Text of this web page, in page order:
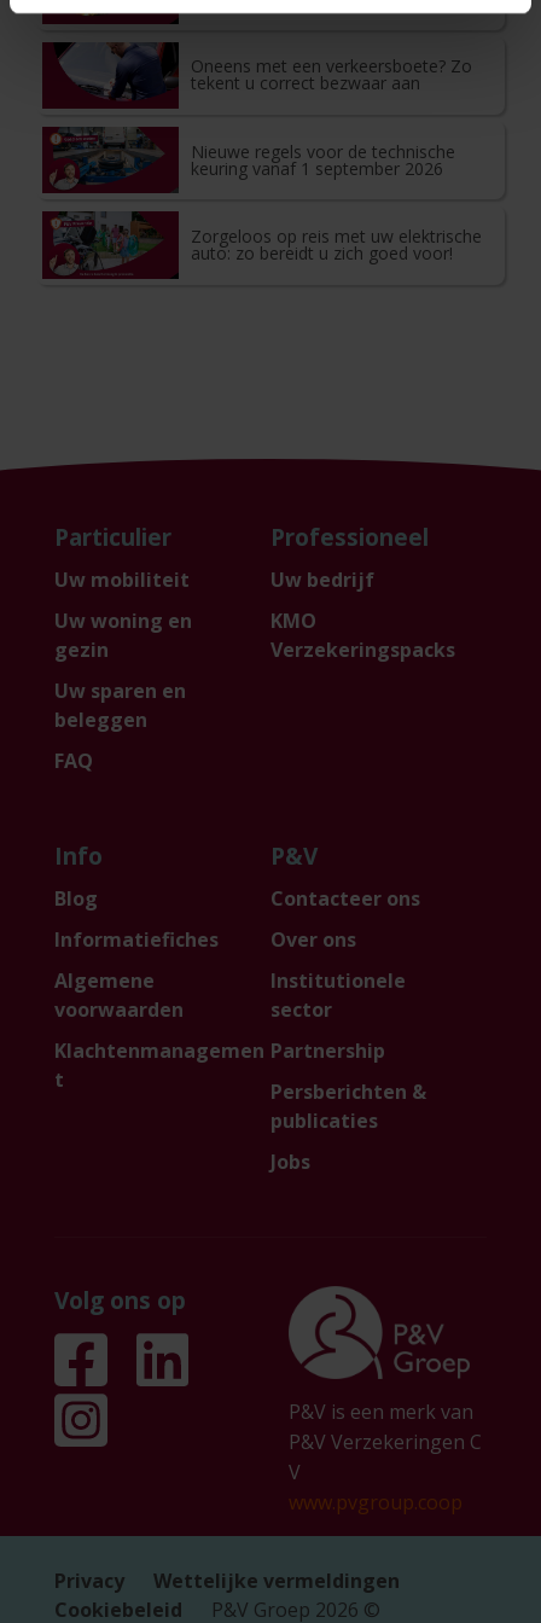
Oneens met een verkeersboete? Zo
tekent u correct bezwaar aan
Nieuwe regels voor de technische
keuring vanaf 1 september 2026
Zorgeloos op reis met uw elektrische
auto: zo bereidt u zich goed voor!
Particulier
Uw mobiliteit
Uw woning en
gezin
Uw sparen en
beleggen
FAQ
Professioneel
Uw bedrijf
KMO
Verzekeringspacks
Info
Blog
Informatiefiches
Algemene
voorwaarden
Klachtenmanagemen
t
P&V
Contacteer ons
Over ons
Institutionele
sector
Partnership
Persberichten &
publicaties
Jobs
Volg ons op
P&V is een merk van
P&V Verzekeringen C
V
www.pvgroup.coop
Privacy
Wettelijke vermeldingen
Cookiebeleid
P&V Groep 2026 ©